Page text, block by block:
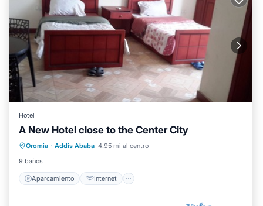
Hotel
A New Hotel close to the Center City
Oromia · Addis Ababa 4.95 mi al centro
9 baños
Aparcamiento Internet
Ropa de cama
Zona para fumadores designada